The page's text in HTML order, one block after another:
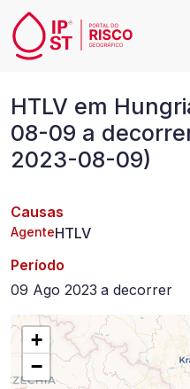
Passar para o conteúdo
em
Hungria,
desde
2023-
08-
09
a
decorrer
(atualizado
HTLV em
08-09 a
2023-08-09)
Causas
AgenteHTLV
Período
09 Ago 2023 a decorrer
+
−